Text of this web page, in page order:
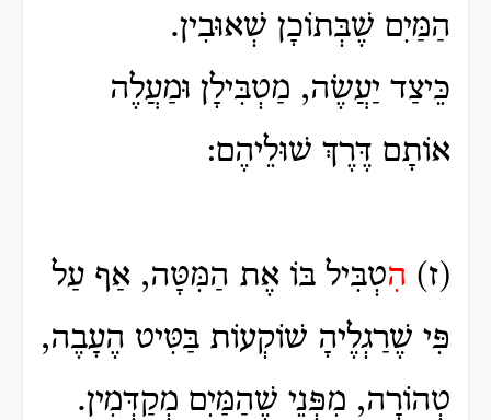
הַמַּיִם שֶׁבְּתוֹכָן שְׁאוּבִין.
כֵּיצַד יַעֲשֶׂה, מַטְבִּילָן וּמַעֲלֶה
אוֹתָם דֶּרֶךְ שׁוּלֵיהֶם:
(ז) הִטְבִּיל בּוֹ אֶת הַמִּטָּה, אַף עַל
פִּי שֶׁרַגְלֶיהָ שׁוֹקְעוֹת בַּטִּיט הֶעָבֶה,
טְהוֹרָה, מִפְּנֵי שֶׁהַמַּיִם מְקַדְּמִין.